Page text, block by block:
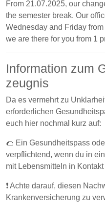
From 21.07.2025, our
the semester break. Our
Wednesday and Friday
we are there for you from 1
Information zum
zeugnis
Da es vermehrt zu
erforderlichen
euch hier nochmal kurz auf:
🌮 Ein Gesundheitspass
verpflichtend, wenn du in
mit Lebensmitteln in Kontakt
❗️ Achte darauf, diesen
Krankenversicherung zu